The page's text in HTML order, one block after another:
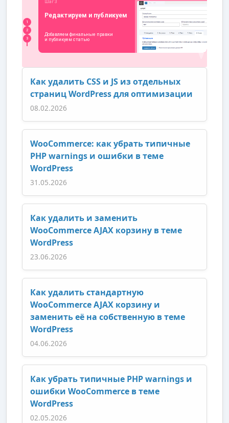
Как удалить CSS и JS из отдельных
страниц WordPress для оптимизации
08.02.2026
WooCommerce: как убрать типичные
PHP warnings и ошибки в теме
WordPress
31.05.2026
Как удалить и заменить
WooCommerce AJAX корзину в теме
WordPress
23.06.2026
Как удалить стандартную
WooCommerce AJAX корзину и
заменить её на собственную в теме
WordPress
04.06.2026
Как убрать типичные PHP warnings и
ошибки WooCommerce в теме
WordPress
02.05.2026